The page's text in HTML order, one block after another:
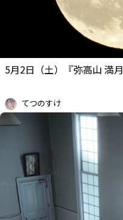
5月2日（土）『弥高山 満
てつのすけ